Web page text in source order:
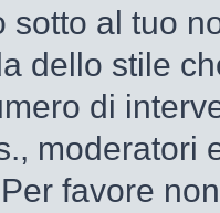
sotto al tuo
dello stile
di
moderatori
favore